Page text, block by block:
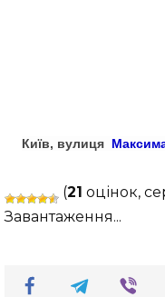
Київ, вулиця
(21 оцінок,
Завантаження...